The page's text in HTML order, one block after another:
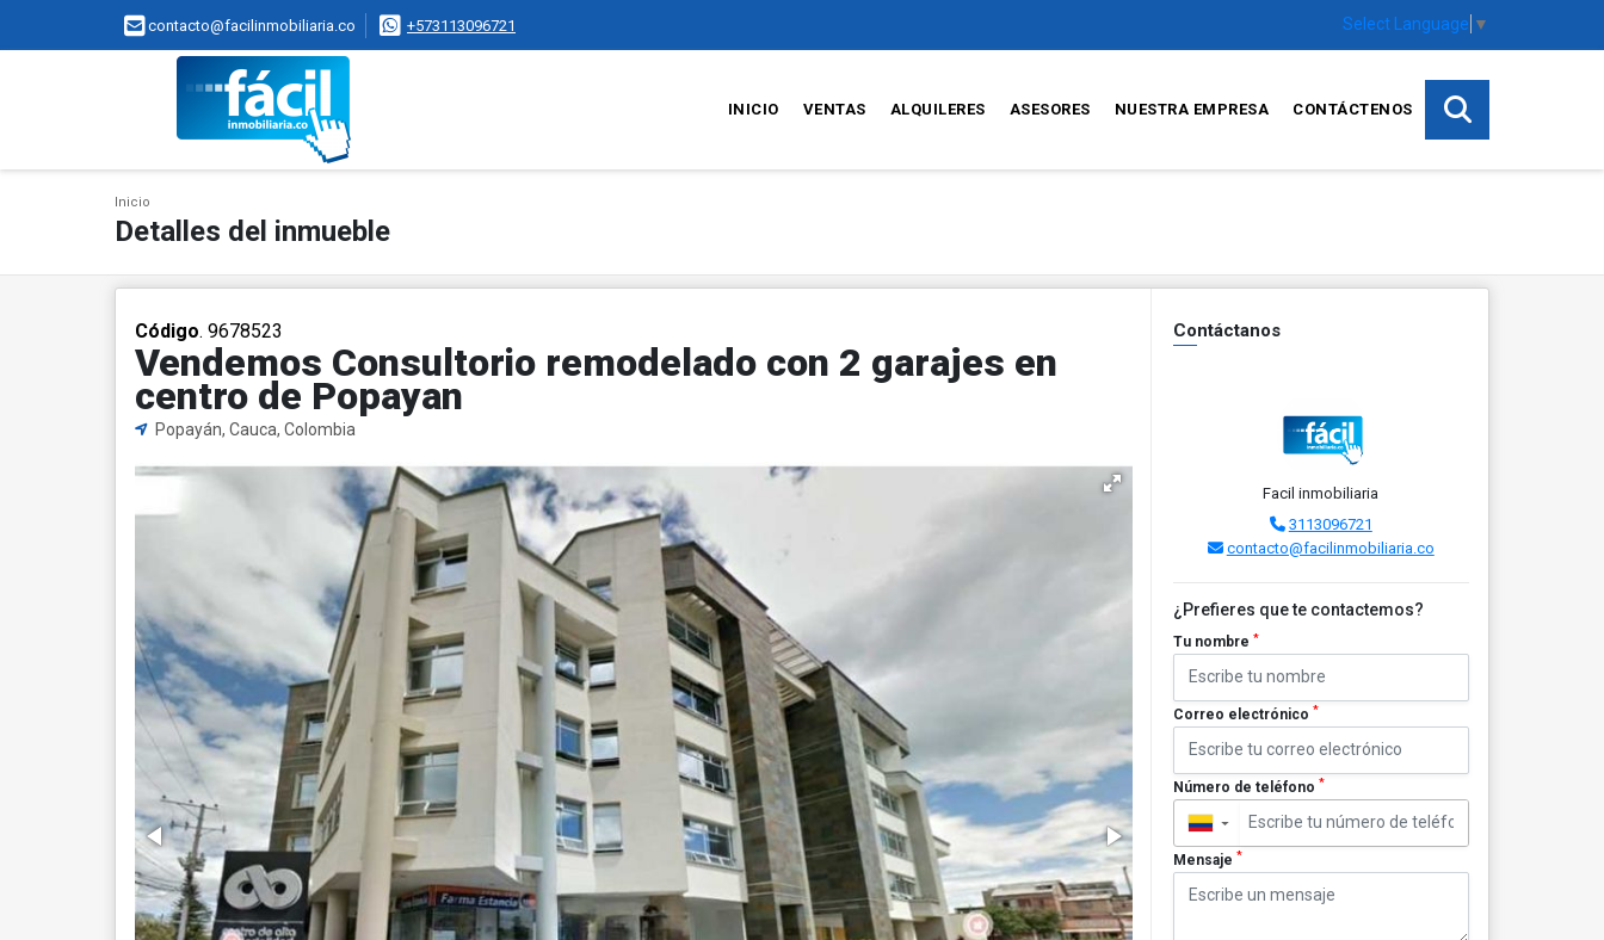
contacto@facilinmobiliaria.co +573113096721 Select Language ▼
INICIO VENTAS ALQUILERES ASESORES NUESTRA EMPRESA CONTÁCTENOS
Inicio
Detalles del inmueble
Código. 9678523
Vendemos Consultorio remodelado con 2 garajes en
centro de Popayan
Popayán, Cauca, Colombia
Contáctanos
Facil inmobiliaria
3113096721
contacto@facilinmobiliaria.co
¿Prefieres que te contactemos?
Tu nombre *
Correo electrónico *
Número de teléfono *
▼
Mensaje *